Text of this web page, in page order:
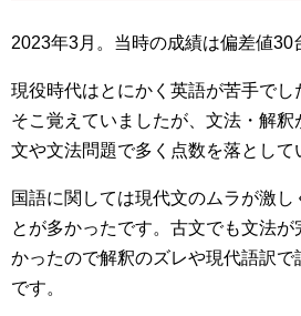
2023年3月。当時の成績は偏差値30
現役時代はとにかく英語が苦手でし
そこ覚えていましたが、文法・解
文や文法問題で多く点数を落として
国語に関しては現代文のムラが激し
とが多かったです。古文でも文法
かったので解釈のズレや現代語訳で
です。